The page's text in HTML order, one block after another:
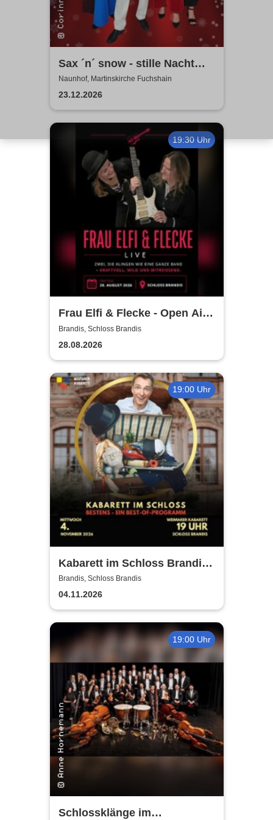
Sax ´n´ snow - stille Nacht
war gestern
Naunhof, Martinskirche Fuchshain
23.12.2026
19:30 Uhr
Frau Elfi & Flecke - Open Air
Konzert
Brandis, Schloss Brandis
28.08.2026
19:00 Uhr
Kabarett im Schloss Brandis |
Weimarer Kabarett
Brandis, Schloss Brandis
04.11.2026
19:00 Uhr
Schlossklänge im